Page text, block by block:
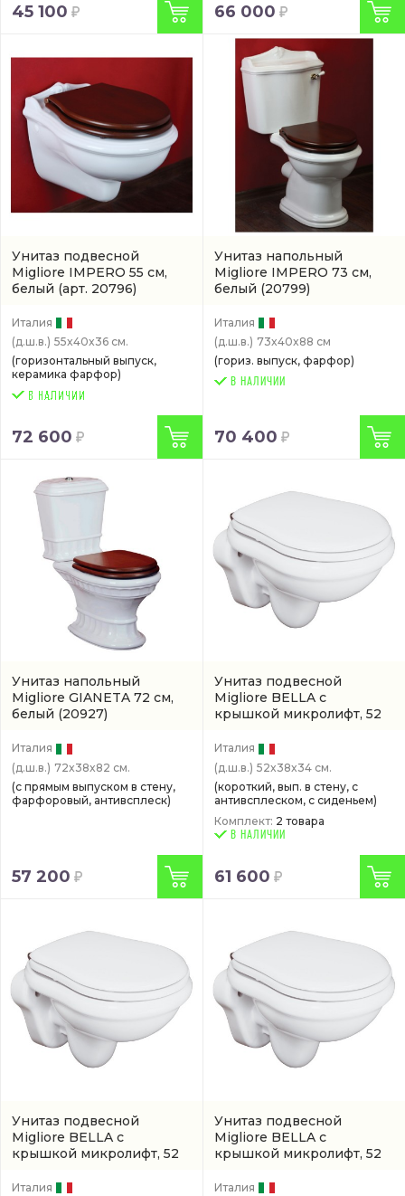
45 100 66 000
Унитаз подвесной
Migliore IMPERO 55 см,
белый (арт. 20796)
Италия
(д.ш.в.) 55x40x36 см.
(горизонтальный выпуск,
керамика фарфор)
72 600
Унитаз напольный
Migliore IMPERO 73 см,
белый (20799)
Италия
(д.ш.в.) 73x40x88 см
(гориз. выпуск, фарфор)
В НАЛИЧИИ
70 400
Унитаз напольный
Migliore GIANETA 72 см,
белый (20927)
Италия
(д.ш.в.) 72x38x82 см.
(с прямым выпуском в стену,
фарфоровый, антивсплеск)
57 200
Унитаз подвесной
Migliore BELLA с
крышкой микролифт, 52
Италия
(д.ш.в.) 52x38x34 см.
(короткий, вып. в стену, с
антивсплеском, с сиденьем)
Комплект: 2 товара
В НАЛИЧИИ
61 600
Унитаз подвесной
Migliore BELLA с
крышкой микролифт, 52
Италия
Унитаз подвесной
Migliore BELLA с
крышкой микролифт, 52
Италия